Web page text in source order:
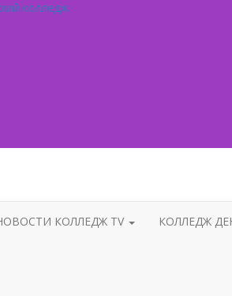
колледж
КОЛЛЕДЖ TV КОЛЛЕДЖ